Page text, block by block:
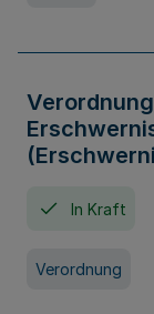
In Kraft
Verordnung